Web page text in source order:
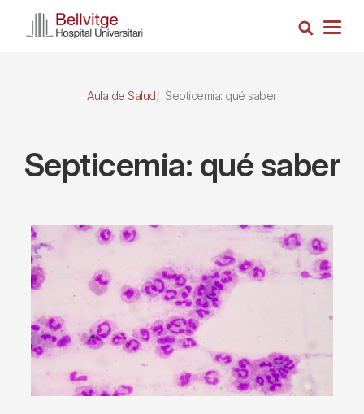
Busca
Aula de Salud Septicemia: qué saber
Septicemia: qué saber
Imagen